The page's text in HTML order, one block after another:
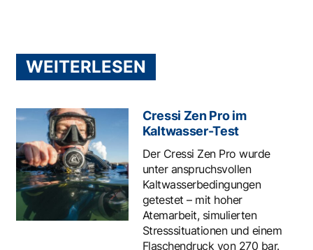
WEITERLESEN
Cressi Zen Pro im
Kaltwasser-Test
Der Cressi Zen Pro wurde
unter anspruchsvollen
Kaltwasserbedingungen
getestet – mit hoher
Atemarbeit, simulierten
Stresssituationen und einem
Flaschendruck von 270 bar.